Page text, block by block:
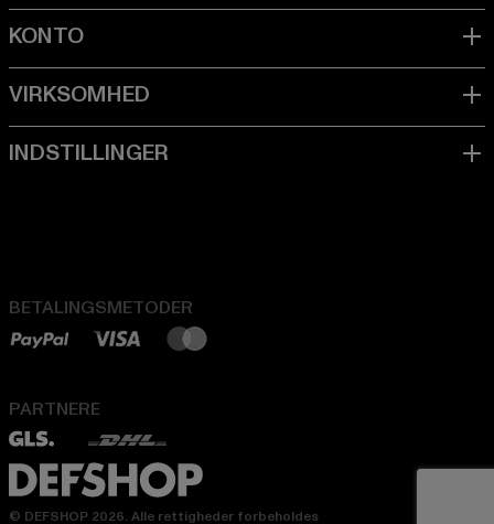
BETALINGSMETODER
PARTNERE
© DEFSHOP 2026. Alle rettigheder forbeholdes